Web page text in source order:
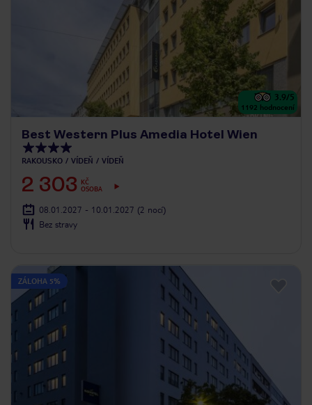
3.9/5
1192 hodnocení
Best Western Plus Amedia Hotel Wien
RAKOUSKO VÍDEŇ VÍDEŇ
2 303
KČ
OSOBA
08.01.2027 - 10.01.2027 (2 nocí)
Bez stravy
ZÁLOHA 5%